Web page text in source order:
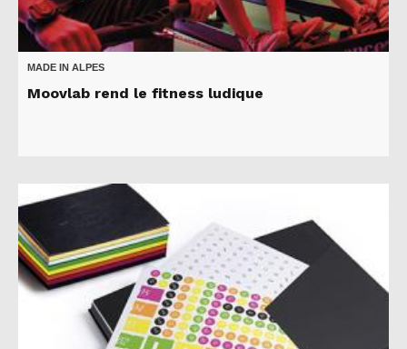
MADE IN ALPES
Moovlab rend le fitness ludique